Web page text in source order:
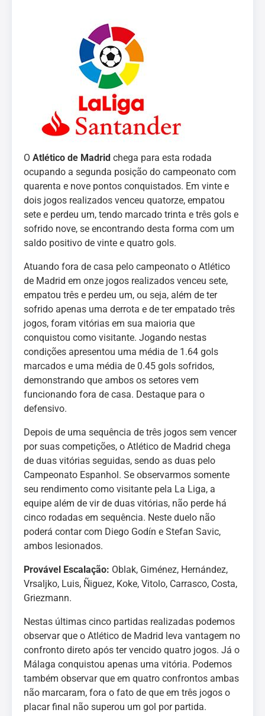
O Atlético de Madrid chega para esta rodada
ocupando a segunda posição do campeonato com
quarenta e nove pontos conquistados. Em vinte e
dois jogos realizados venceu quatorze, empatou
sete e perdeu um, tendo marcado trinta e três gols e
sofrido nove, se encontrando desta forma com um
saldo positivo de vinte e quatro gols.
Atuando fora de casa pelo campeonato o Atlético
de Madrid em onze jogos realizados venceu sete,
empatou três e perdeu um, ou seja, além de ter
sofrido apenas uma derrota e de ter empatado três
jogos, foram vitórias em sua maioria que
conquistou como visitante. Jogando nestas
condições apresentou uma média de 1.64 gols
marcados e uma média de 0.45 gols sofridos,
demonstrando que ambos os setores vem
funcionando fora de casa. Destaque para o
defensivo.
Depois de uma sequência de três jogos sem vencer
por suas competições, o Atlético de Madrid chega
de duas vitórias seguidas, sendo as duas pelo
Campeonato Espanhol. Se observarmos somente
seu rendimento como visitante pela La Liga, a
equipe além de vir de duas vitórias, não perde há
cinco rodadas em sequência. Neste duelo não
poderá contar com Diego Godín e Stefan Savic,
ambos lesionados.
Provável Escalação: Oblak, Giménez, Hernández,
Vrsaljko, Luis, Ñiguez, Koke, Vitolo, Carrasco, Costa,
Griezmann.
Nestas últimas cinco partidas realizadas podemos
observar que o Atlético de Madrid leva vantagem no
confronto direto após ter vencido quatro jogos. Já o
Málaga conquistou apenas uma vitória. Podemos
também observar que em quatro confrontos ambas
não marcaram, fora o fato de que em três jogos o
placar final não superou um gol por partida.